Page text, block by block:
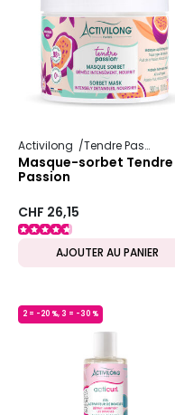
Activilong Tendre Passion
Masque-sorbet Tendre
Passion
CHF 26,15
AJOUTER AU PANIER
2 = -20 %, 3 = -30 %